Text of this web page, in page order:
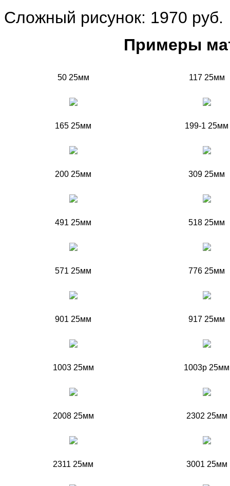
Сложный рисунок: 1970 руб.
Примеры
50 25мм 117 25мм
165 25мм 199-1 25мм
200 25мм 309 25мм
491 25мм 518 25мм
571 25мм 776 25мм
901 25мм 917 25мм
1003 25мм 1003p 25мм
2008 25мм 2302 25мм
2311 25мм 3001 25мм